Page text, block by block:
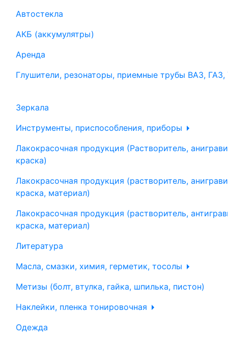
Автостекла
АКБ (аккумулятры)
Аренда
Глушители, резонаторы, приемные трубы ВАЗ, ГАЗ,
Зеркала
Инструменты, приспособления, приборы
Лакокрасочная продукция (Растворитель,
краска)
Лакокрасочная продукция (растворитель,
краска, материал)
Лакокрасочная продукция (растворитель,
краска, материал)
Литература
Масла, смазки, химия, герметик, тосолы
Метизы (болт, втулка, гайка, шпилька, пистон)
Наклейки, пленка тонировочная
Одежда